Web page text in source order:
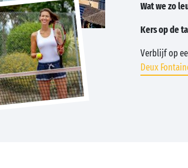
Wat we zo
Kers op de
Verblijf op
Deux